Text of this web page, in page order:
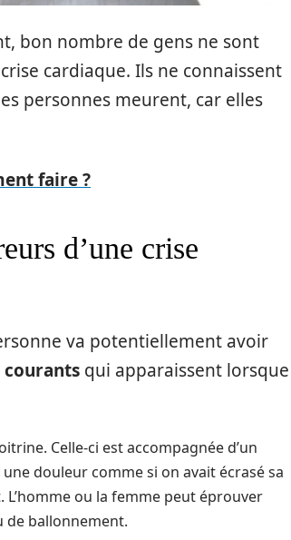
bon nombre de gens ne sont
cardiaque. Ils ne connaissent
personnes meurent, car elles
faire ?
d’une crise
va potentiellement avoir
courants qui apparaissent lorsque
Celle-ci est accompagnée d’un
douleur comme si on avait écrasé sa
ou la femme peut éprouver
de ballonnement.